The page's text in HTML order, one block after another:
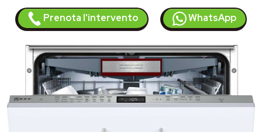
Prenota l'intervento WhatsApp